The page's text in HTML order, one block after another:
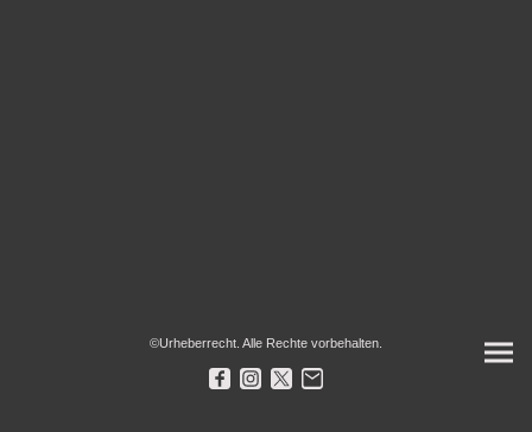
©Urheberrecht. Alle Rechte vorbehalten.